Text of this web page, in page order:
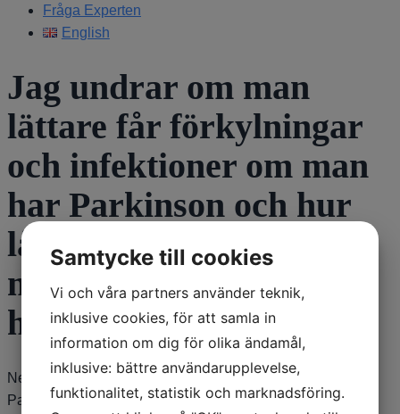
Fråga Experten
English
Jag undrar om man
lättare får förkylningar
och infektioner om man
har Parkinson och hur
lång tid tar det innan
man får besked om man
har sjukdomen
Nej, man brukar inte lättare få infektioner när man har
Parkinson. Det är mycket individuellt hur lång tid det tar
Samtycke till cookies
Vi och våra partners använder teknik,
inklusive cookies, för att samla in
information om dig för olika ändamål,
inklusive: bättre användarupplevelse,
funktionalitet, statistik och marknadsföring.